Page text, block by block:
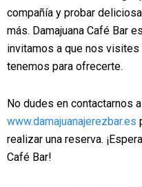
compañía y probar
más. Damajuana Café Bar
invitamos a que nos
tenemos para ofrecerte.
No dudes en contactarnos
www.damajuanajerezbar.es
realizar una reserva.
Café Bar!